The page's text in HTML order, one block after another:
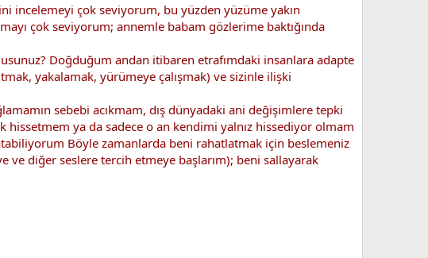
incelemeyi çok seviyorum, bu yüzden yüzüme yakın
çok seviyorum; annemle babam gözlerime baktığında
Doğduğum andan itibaren etrafımdaki insanlara adapte
yakalamak, yürümeye çalışmak) ve sizinle ilişki
sebebi acıkmam, dış dünyadaki ani değişimlere tepki
hissetmem ya da sadece o an kendimi yalnız hissediyor olmam
Böyle zamanlarda beni rahatlatmak için beslemeniz
ve diğer seslere tercih etmeye başlarım); beni sallayarak